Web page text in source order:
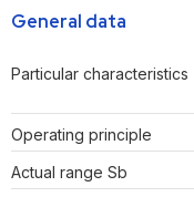
General data
Particular characteristics
Operating principle
Actual range Sb